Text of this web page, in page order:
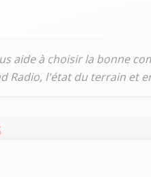
aide à choisir la bonne
Radio, l'état du terrain et